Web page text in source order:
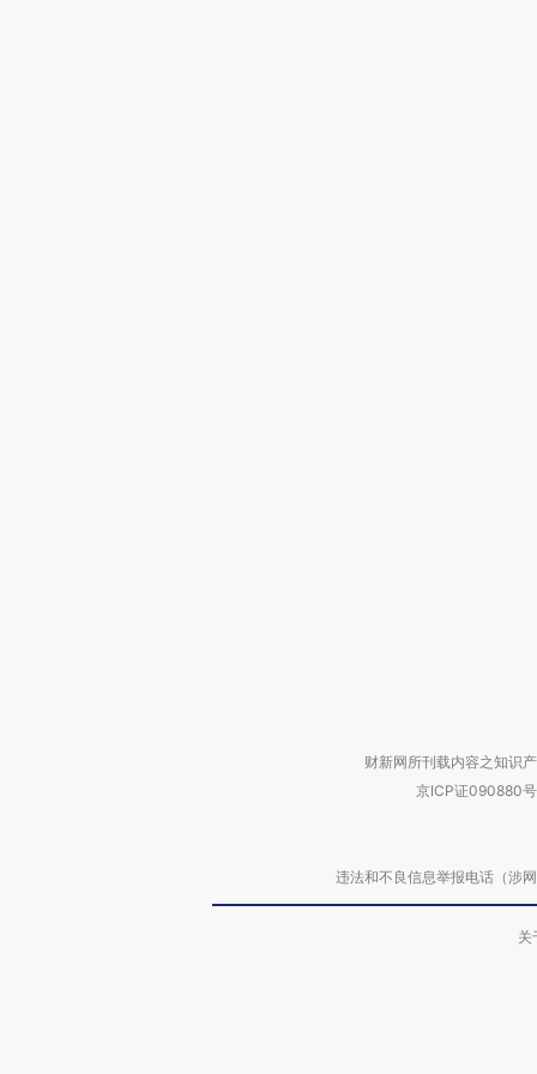
财新网所刊载内容之知识
京ICP证090880号
违法和不良信息举报电话（涉
关